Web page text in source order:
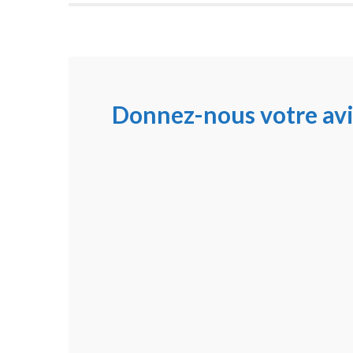
Donnez-nous votre